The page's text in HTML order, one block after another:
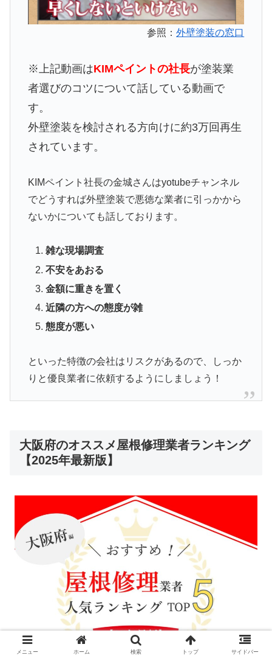
参照：外壁塗装の窓口
※上記動画はKIMペイントの社長が塗装業
者選びのコツについて話している動画で
す。
外壁塗装を検討される方向けに約3万回再生
されています。
KIMペイント社長の金城さんはyotubeチャンネル
でどうすれば外壁塗装で悪徳な業者に引っかから
ないかについても話しております。
雑な現場調査
不安をあおる
金額に重きを置く
近隣の方への態度が雑
態度が悪い
といった特徴の会社はリスクがあるので、しっか
りと優良業者に依頼するようにしましょう！
大阪府のオススメ屋根修理業者ランキング
【2025年最新版】
メニュー ホーム 検索 トップ サイドバー